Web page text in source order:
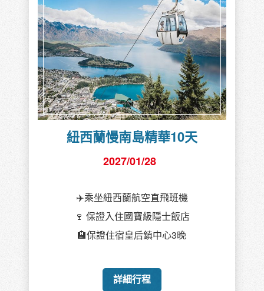
紐西蘭慢南島精華10天
2027/01/28
✈️乘坐紐西蘭航空直飛班機
🍷 保證入住國寶級隱士飯店
🏨保證住宿皇后鎮中心3晚
詳細行程